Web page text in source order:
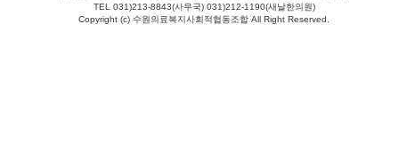
TEL 031)213-8843(사무국) 031)212-1190(새날한의원)
Copyright (c) 수원의료복지사회적협동조합 All Right Reserved.